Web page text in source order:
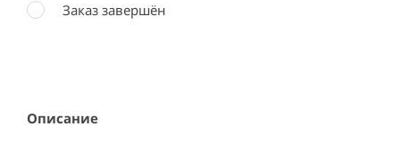
Описание
Заказ завершён